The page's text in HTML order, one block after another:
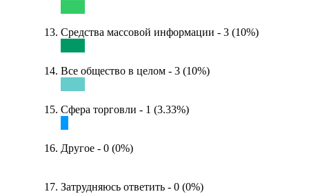
Средства массовой информации - 3 (10%)
Все общество в целом - 3 (10%)
Сфера торговли - 1 (3.33%)
Другое - 0 (0%)
Затрудняюсь ответить - 0 (0%)